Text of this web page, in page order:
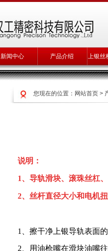
新闻中心 产品介绍 上银丝
您现在的位置： 网站首页 >
说明：
1、导轨滑块、滚珠丝杠
2、丝杆直径大小和电机
1、擦干净 上银导轨表面
2、用油枪嘴在滑块油嘴